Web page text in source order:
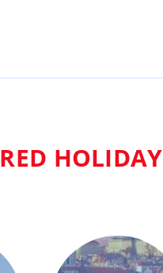
RED HOLIDAY